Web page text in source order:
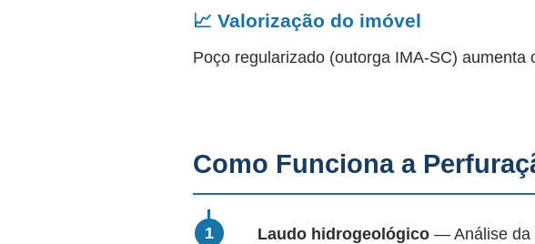
📈 Valorização do imóvel
Poço regularizado (outorga IMA-SC)
Como Funciona a
Laudo hidrogeológico — Análise da